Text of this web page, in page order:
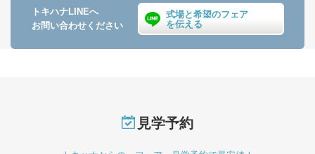
トキハナLINEへ
お問い合わせください
式場と希望のフェア
を伝える
見学予約